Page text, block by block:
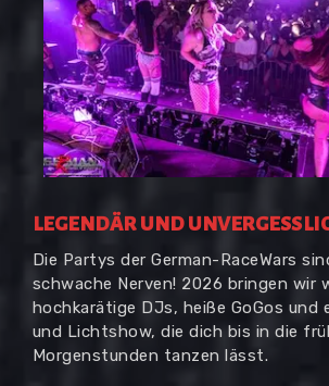
LEGENDÄR UND
Die Partys der German-RaceWars
schwache Nerven! 2026 bringen wir
hochkarätige DJs, heiße GoGos und
und Lichtshow, die dich bis in die
Morgenstunden tanzen lässt.